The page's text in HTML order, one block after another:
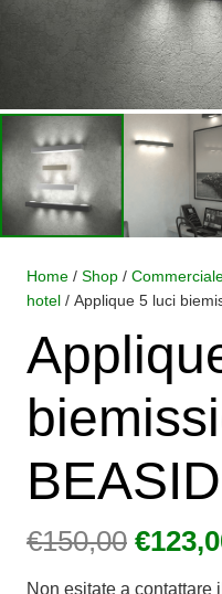
Home / Shop /
hotel / Applique 5 luci
€150,00 Il
€
Non esitate a contattare